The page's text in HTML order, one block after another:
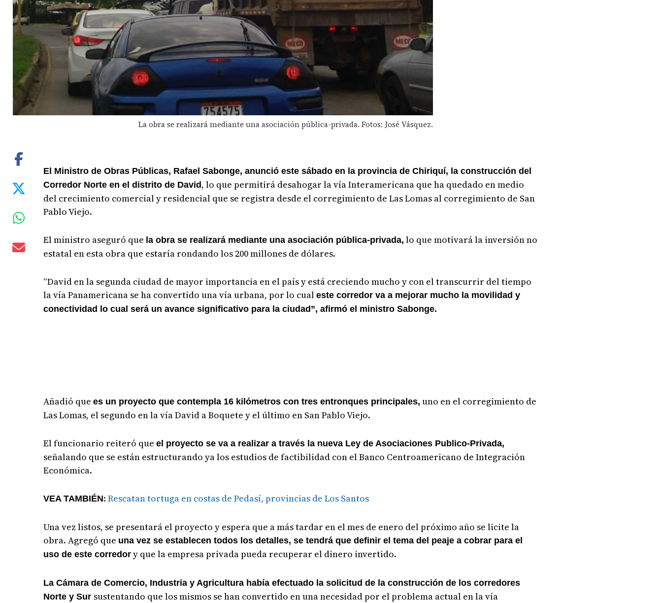
La obra se realizará mediante una asociación pública-privada. Fotos: José Vásquez.
El Ministro de Obras Públicas, Rafael Sabonge, anunció este sábado en la provincia de Chiriquí, la construcción del
Corredor Norte en el distrito de David, lo que permitirá desahogar la vía Interamericana que ha quedado en medio
del crecimiento comercial y residencial que se registra desde el corregimiento de Las Lomas al corregimiento de San
Pablo Viejo.
El ministro aseguró que la obra se realizará mediante una asociación pública-privada, lo que motivará la inversión no
estatal en esta obra que estaría rondando los 200 millones de dólares.
“David en la segunda ciudad de mayor importancia en el país y está creciendo mucho y con el transcurrir del tiempo
la vía Panamericana se ha convertido una vía urbana, por lo cualeste corredor va a mejorar mucho la movilidad y
conectividad lo cual será un avance significativo para la ciudad”, afirmó el ministro Sabonge.
Añadió quees un proyecto que contempla 16 kilómetros con tres entronques principales, uno en el corregimiento de
Las Lomas, el segundo en la vía David a Boquete y el último en San Pablo Viejo.
El funcionario reiteró queel proyecto se va a realizar a través la nueva Ley de Asociaciones Publico-Privada,
señalando que se están estructurando ya los estudios de factibilidad con el Banco Centroamericano de Integración
Económica.
VEA TAMBIÉN:Rescatan tortuga en costas de Pedasí, provincias de Los Santos
Una vez listos, se presentará el proyecto y espera que a más tardar en el mes de enero del próximo año se licite la
obra. Agregó que una vez se establecen todos los detalles, se tendrá que definir el tema del peaje a cobrar para el
uso de este corredor y que la empresa privada pueda recuperar el dinero invertido.
La Cámara de Comercio, Industria y Agricultura había efectuado la solicitud de la construcción de los corredores
Norte y Sur sustentando que los mismos se han convertido en una necesidad por el problema actual en la vía